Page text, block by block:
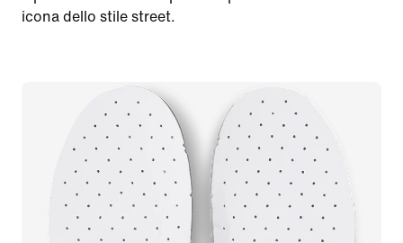
icona dello stile street.